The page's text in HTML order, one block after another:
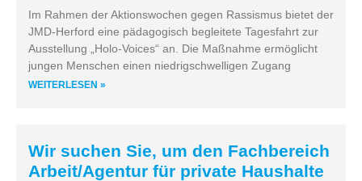
Im Rahmen der Aktionswochen gegen Rassismus bietet der
JMD-Herford eine pädagogisch begleitete Tagesfahrt zur
Ausstellung „Holo-Voices“ an. Die Maßnahme ermöglicht
jungen Menschen einen niedrigschwelligen Zugang
WEITERLESEN »
Wir suchen Sie, um den Fachbereich
Arbeit/Agentur für private Haushalte